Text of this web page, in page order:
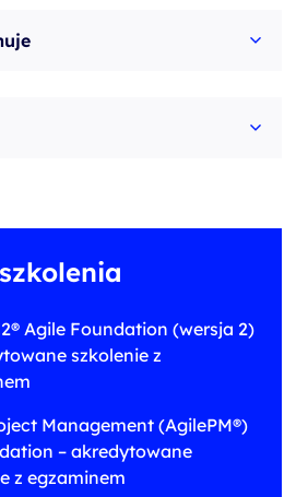
Agile Foundation (wersja 2)
szkolenie z
Management (AgilePM®)
– akredytowane
z egzaminem